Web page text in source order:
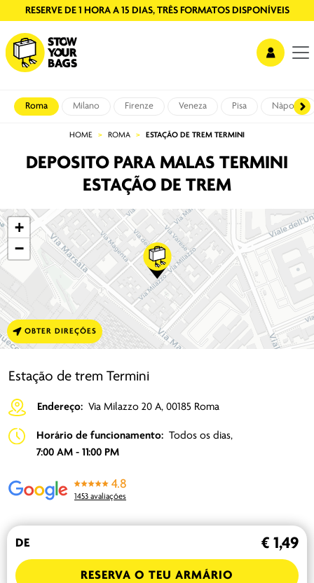
RESERVE DE 1 HORA A 15 DIAS, TRÊS FORMATOS DISPONÍVEIS
Roma Milano Firenze Veneza Pisa Nàpoles
HOME ROMA ESTAÇÃO DE TREM TERMINI
DEPOSITO PARA MALAS TERMINI
ESTAÇÃO DE TREM
+
−
OBTER DIREÇÕES
Estação de trem Termini
Endereço: Via Milazzo 20 A, 00185 Roma
Horário de funcionamento: Todos os dias,
7:00 AM - 11:00 PM
4.8
1453 avaliações
DE € 1,49
RESERVA O TEU ARMÁRIO